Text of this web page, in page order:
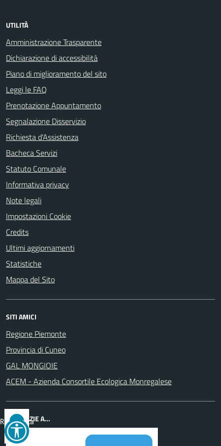
UTILITÀ
Amministrazione Trasparente
Dichiarazione di accessibilità
Piano di miglioramento del sito
Leggi le FAQ
Prenotazione Appuntamento
Segnalazione Disservizio
Richiesta d'Assistenza
Bacheca Servizi
Statuto Comunale
Informativa privacy
Note legali
Impostazioni Cookie
Credits
Ultimi aggiornamenti
Statistiche
Mappa del Sito
SITI AMICI
Regione Piemonte
Provincia di Cuneo
GAL MONGIOIE
ACEM - Azienda Consortile Ecologica Monregalese
UN GRAZIE A...
Reimposta
tutto